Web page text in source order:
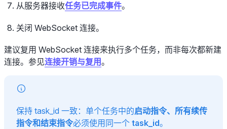
从服务器接收任务已完成事件。
关闭 WebSocket 连接。
建议复用 WebSocket 连接来执行多个任务，而非每次都新建
连接。参见连接开销与复用。
保持 task_id 一致：单个任务中的启动指令、所有续传
指令和结束指令必须使用同一个 task_id。